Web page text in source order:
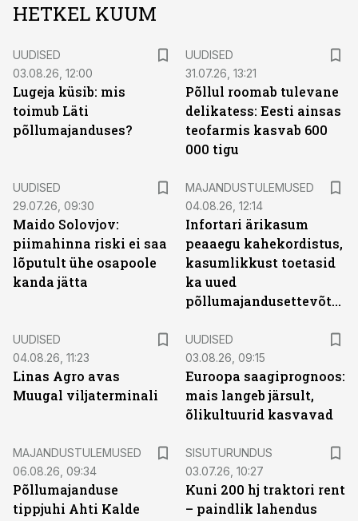
HETKEL KUUM
UUDISED
03.08.26, 12:00
Lugeja küsib: mis
toimub Läti
põllumajanduses?
UUDISED
31.07.26, 13:21
Põllul roomab tulevane
delikatess: Eesti ainsas
teofarmis kasvab 600
000 tigu
UUDISED
29.07.26, 09:30
Maido Solovjov:
piimahinna riski ei saa
lõputult ühe osapoole
kanda jätta
MAJANDUSTULEMUSED
04.08.26, 12:14
Infortari ärikasum
peaaegu kahekordistus,
kasumlikkust toetasid
ka uued
põllumajandusettevõtted
UUDISED
04.08.26, 11:23
Linas Agro avas
Muugal viljaterminali
UUDISED
03.08.26, 09:15
Euroopa saagiprognoos:
mais langeb järsult,
õlikultuurid kasvavad
MAJANDUSTULEMUSED
06.08.26, 09:34
Põllumajanduse
tippjuhi Ahti Kalde
SISUTURUNDUS
03.07.26, 10:27
Kuni 200 hj traktori rent
– paindlik lahendus